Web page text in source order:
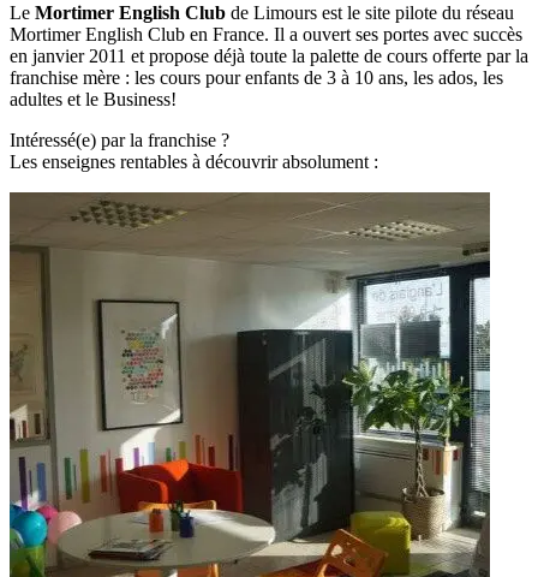
Le Mortimer English Club de Limours est le site pilote du réseau
Mortimer English Club en France. Il a ouvert ses portes avec succès
en janvier 2011 et propose déjà toute la palette de cours offerte par la
franchise mère : les cours pour enfants de 3 à 10 ans, les ados, les
adultes et le Business!
Intéressé(e) par la franchise ?
Les enseignes rentables à découvrir absolument :